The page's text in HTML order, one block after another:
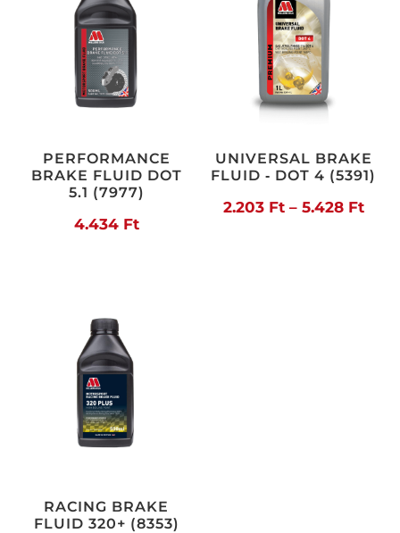
PERFORMANCE
BRAKE FLUID DOT
5.1 (7977)
4.434 Ft
UNIVERSAL BRAKE
FLUID ‐ DOT 4 (5391)
2.203 Ft – 5.428 Ft
RACING BRAKE
FLUID 320+ (8353)